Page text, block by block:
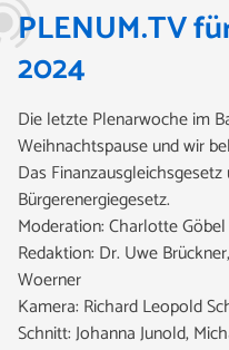
PLENUM.TV
2024
Die letzte Plenarwoche im
Weihnachtspause und wir
Das
Bürgerenergiegesetz.
Moderation: Charlotte Göbel
Redaktion: Dr. Uwe
Woerner
Kamera: Richard Leopold
Schnitt: Johanna Junold,